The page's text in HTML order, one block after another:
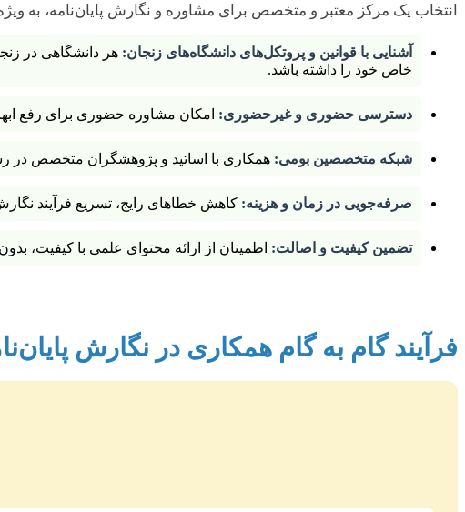
انتخاب یک مرکز معتبر و متخصص برای مشاوره و نگارش پایان‌نامه، به
آشنایی با قوانین و پروتکل‌های دانشگاه‌های زنجان: هر دانشگاهی در
خاص خود را داشته باشد.
دسترسی حضوری و غیرحضوری: امکان مشاوره حضوری برای رفع
شبکه متخصصین بومی: همکاری با اساتید و پژوهشگران متخصص در
صرفه‌جویی در زمان و هزینه: کاهش خطاهای رایج، تسریع فرآیند
تضمین کیفیت و اصالت: اطمینان از ارائه محتوای علمی با
فرآیند گام به گام همکاری در نگارش